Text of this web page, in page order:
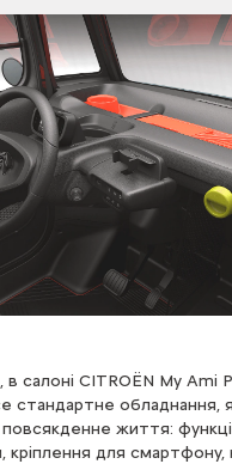
в салоні CITROЁN My Ami
стандартне обладнання,
життя:
кріплення для смартфону,